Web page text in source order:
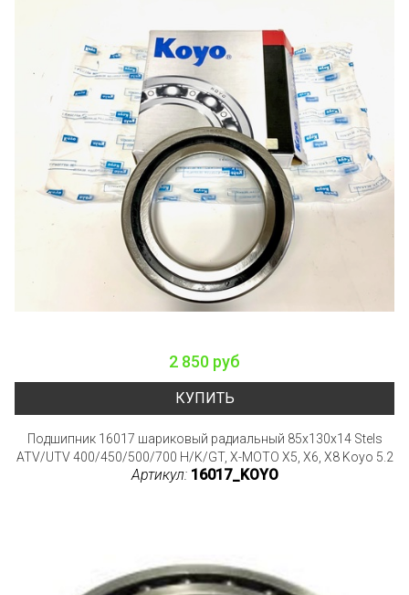
2 850 руб
КУПИТЬ
Подшипник 16017 шариковый радиальный 85x130x14 Stels
ATV/UTV 400/450/500/700 H/K/GT, X-MOTO X5, X6, X8 Koyo 5.2
Артикул: 16017_KOYO